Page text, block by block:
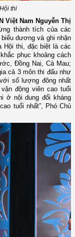
thi
Việt Nam Nguyễn Thị
thành tích của các
dương và ghi nhận
Hội thi, đặc biệt là các
phục khoảng cách
Đồng Nai, Cà Mau;
cả 3 môn thi đấu như
số lượng đông nhất
động viên cao tuổi
ở nội dung đối kháng
tuổi nhất”, Phó Chủ